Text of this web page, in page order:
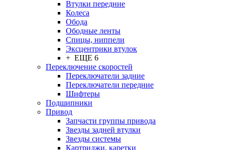
Втулки передние
Колеса
Обода
Ободные ленты
Спицы, ниппели
Эксцентрики втулок
+ ЕЩЕ 6
Переключение скоростей
Переключатели задние
Переключатели передние
Шифтеры
Подшипники
Привод
Запчасти группы привода
Звезды задней втулки
Звезды системы
Картриджи, каретки